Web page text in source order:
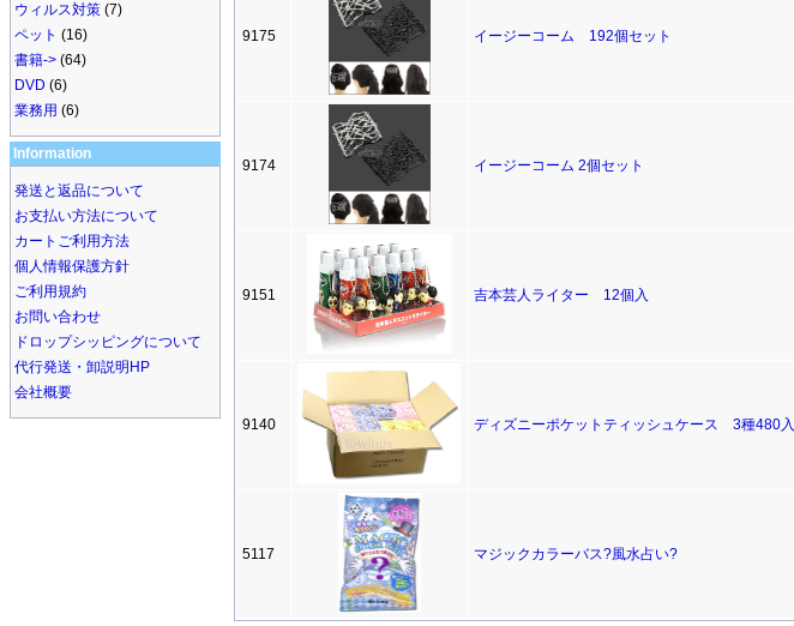
ウィルス対策 (7)
ペット (16)
書籍-> (64)
DVD (6)
業務用 (6)
Information
発送と返品について
お支払い方法について
カートご利用方法
個人情報保護方針
ご利用規約
お問い合わせ
ドロップシッピングについて
代行発送・卸説明HP
会社概要
9175 イージーコーム 192個セット
9174 イージーコーム 2個セット
9151 吉本芸人ライター 12個入
9140 ディズニーポケットティッシュケース 3種480入
5117 マジックカラーバス?風水占い?